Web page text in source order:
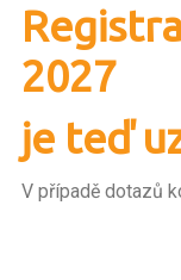
2027
je teď
V případě dotazů